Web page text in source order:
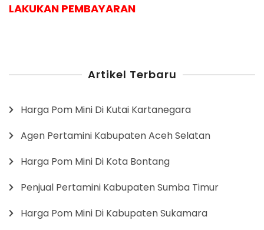
LAKUKAN PEMBAYARAN
Artikel Terbaru
Harga Pom Mini Di Kutai Kartanegara
Agen Pertamini Kabupaten Aceh Selatan
Harga Pom Mini Di Kota Bontang
Penjual Pertamini Kabupaten Sumba Timur
Harga Pom Mini Di Kabupaten Sukamara